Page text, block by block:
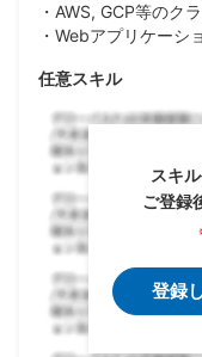
・AWS, GCP等のク
・Webアプリケーシ
任意スキル
スキ
ご登録
登録